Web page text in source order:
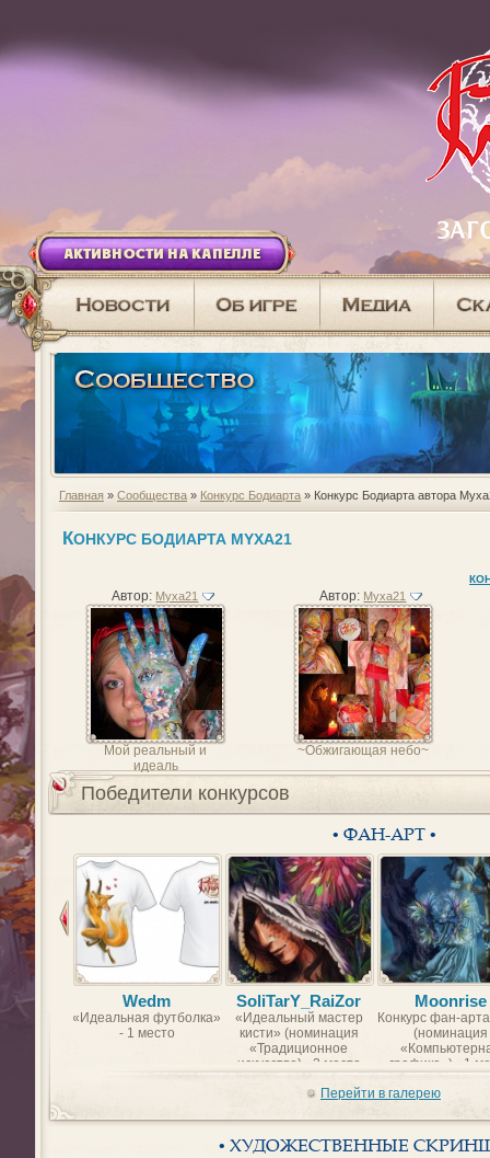
АКТИВНОСТИ НА КАПЕЛЛЕ
Главная » Сообщества » Конкурс Бодиарта » Конкурс Бодиарта автора
КОНКУРС БОДИАРТА MYXA21
Автор: Myxa21
Мой реальный и
идеаль
Автор: Myxa21
~Обжигающая небо~
Победители конкурсов
• ФАН-АРТ •
Wedm
«Идеальная футболка»
- 1 место
SoliTarY_RaiZor
«Идеальный мастер
кисти» (номинация
«Традиционное
искусство) - 2 место
Moonrise
Конкурс фан-
(номинация
графика») - 1
Перейти в галерею
• ХУДОЖЕСТВЕННЫЕ